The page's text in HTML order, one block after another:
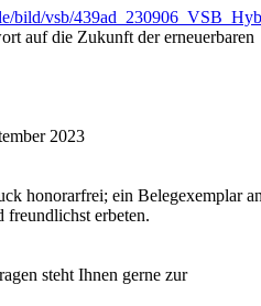
bild/vsb/
auf die Zukunft der erneuerbaren
2023
honorarfrei; ein Belegexemplar
erbeten.
steht Ihnen gerne zur